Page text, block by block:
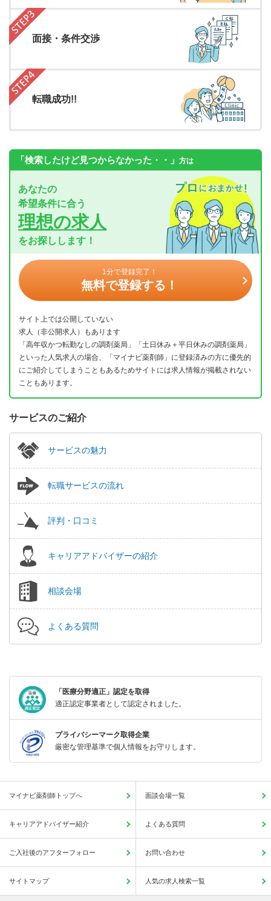
面接・条件交渉
転職成功!!
「検索したけど見つからなかった・・」 方は
あなたの
希望条件に合う
理想の求人
をお探しします！
1分で登録完了！
無料で登録する！
サイト上では公開していない
求人（非公開求人）もあります
「高年収かつ転勤なしの調剤薬局」「土日休み＋平日休みの調剤薬局」
といった人気求人の場合、「マイナビ薬剤師」に登録済みの方に優先的
にご紹介してしまうこともあるためサイトには求人情報が掲載されない
こともあります。
サービスのご紹介
サービスの魅力
転職サービスの流れ
評判・口コミ
キャリアアドバイザーの紹介
相談会場
よくある質問
「医療分野適正」認定を取得
適正認定事業者として認定されました。
プライバシーマーク取得企業
厳密な管理基準で個人情報をお守りします。
マイナビ薬剤師トップへ 面談会場一覧
キャリアアドバイザー紹介 よくある質問
ご入社後のアフターフォロー お問い合わせ
サイトマップ 人気の求人検索一覧